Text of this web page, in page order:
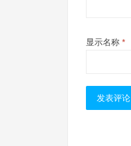
显示名称 *